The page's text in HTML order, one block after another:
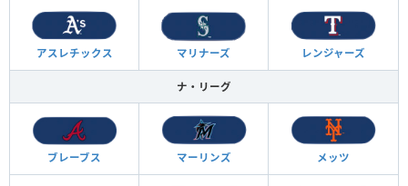
アスレチックス マリナーズ レンジャーズ
ナ・リーグ
ブレーブス マーリンズ メッツ